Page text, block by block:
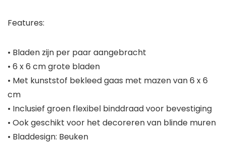
Features:
• Bladen zijn per paar aangebracht
• 6 x 6 cm grote bladen
• Met kunststof bekleed gaas met mazen van 6 x 6
cm
• Inclusief groen flexibel binddraad voor bevestiging
• Ook geschikt voor het decoreren van blinde muren
• Bladdesign: Beuken